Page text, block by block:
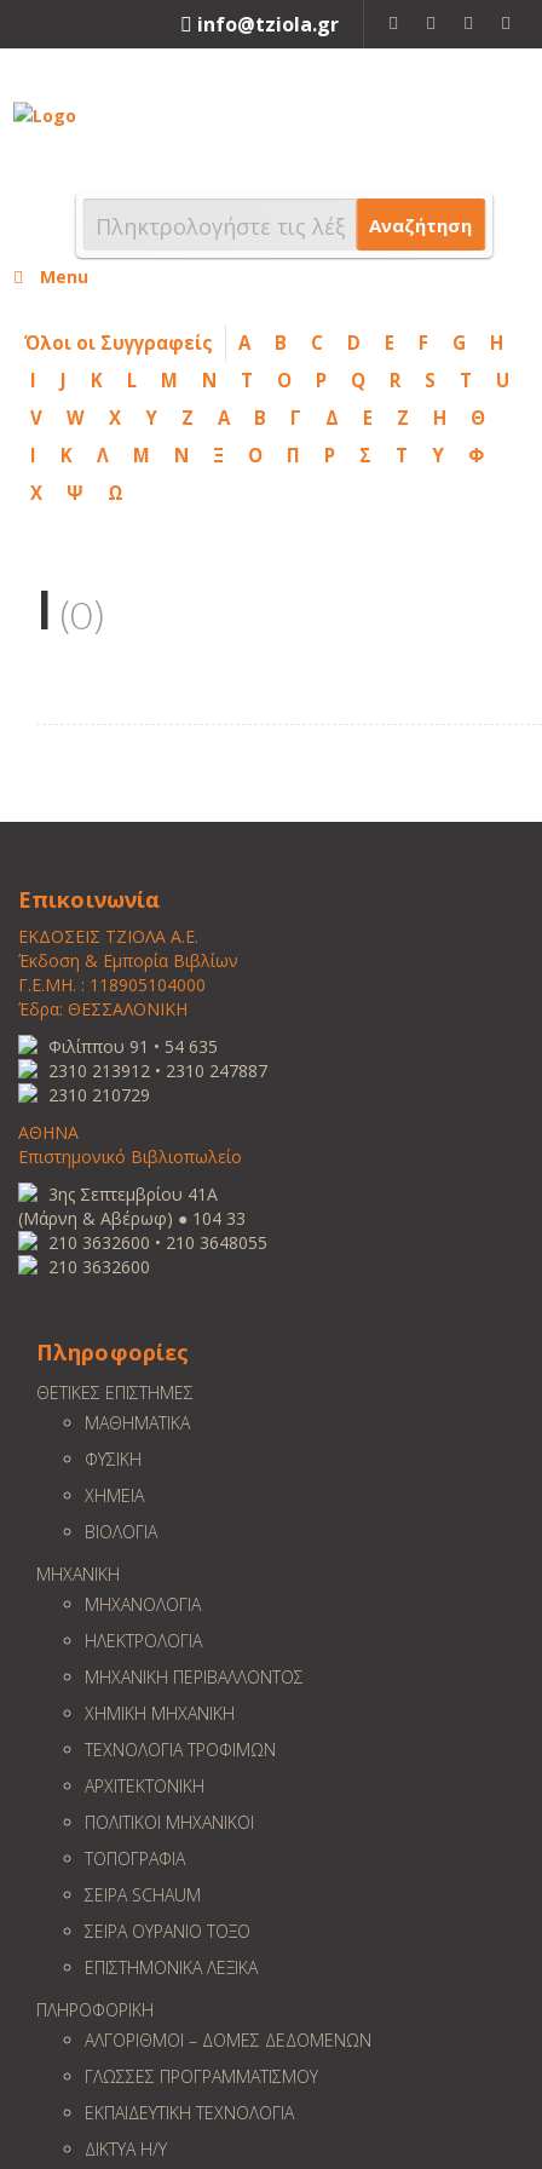
info@tziola.gr
Αναζήτηση
Menu
Όλοι οι Συγγραφείς A B C D E F G
H
I
J K L M N T O P Q R S T
U
V
W X Y Z Α Β Γ Δ Ε Ζ Η
Θ
Ι
Κ Λ Μ Ν Ξ Ο Π Ρ Σ Τ Υ
Φ
Χ
Ψ Ω
I (0)
Επικοινωνία
ΕΚΔΟΣΕΙΣ ΤΖΙΟΛΑ Α.Ε.
Έκδοση & Εμπορία Βιβλίων
Γ.Ε.ΜΗ. : 118905104000
Έδρα: ΘΕΣΣΑΛΟΝΙΚΗ
Φιλίππου 91 • 54 635
2310 213912 • 2310 247887
2310 210729
ΑΘΗΝΑ
Επιστημονικό Βιβλιοπωλείο
3ης Σεπτεμβρίου 41Α
(Μάρνη & Αβέρωφ) ● 104 33
210 3632600 • 210 3648055
210 3632600
Πληροφορίες
ΘΕΤΙΚΕΣ ΕΠΙΣΤΗΜΕΣ
ΜΑΘΗΜΑΤΙΚΑ
ΦΥΣΙΚΗ
ΧΗΜΕΙΑ
ΒΙΟΛΟΓΙΑ
ΜΗΧΑΝΙΚΗ
ΜΗΧΑΝΟΛΟΓΙΑ
ΗΛΕΚΤΡΟΛΟΓΙΑ
ΜΗΧΑΝΙΚΗ ΠΕΡΙΒΑΛΛΟΝΤΟΣ
ΧΗΜΙΚΗ ΜΗΧΑΝΙΚΗ
ΤΕΧΝΟΛΟΓΙΑ ΤΡΟΦΙΜΩΝ
ΑΡΧΙΤΕΚΤΟΝΙΚΗ
ΠΟΛΙΤΙΚΟΙ ΜΗΧΑΝΙΚΟΙ
ΤΟΠΟΓΡΑΦΙΑ
ΣΕΙΡΑ SCHAUM
ΣΕΙΡΑ ΟΥΡΑΝΙΟ ΤΟΞΟ
ΕΠΙΣΤΗΜΟΝΙΚΑ ΛΕΞΙΚΑ
ΠΛΗΡΟΦΟΡΙΚΗ
ΑΛΓΟΡΙΘΜΟΙ – ΔΟΜΕΣ ΔΕΔΟΜΕΝΩΝ
ΓΛΩΣΣΕΣ ΠΡΟΓΡΑΜΜΑΤΙΣΜΟΥ
ΕΚΠΑΙΔΕΥΤΙΚΗ ΤΕΧΝΟΛΟΓΙΑ
ΔΙΚΤΥΑ Η/Υ